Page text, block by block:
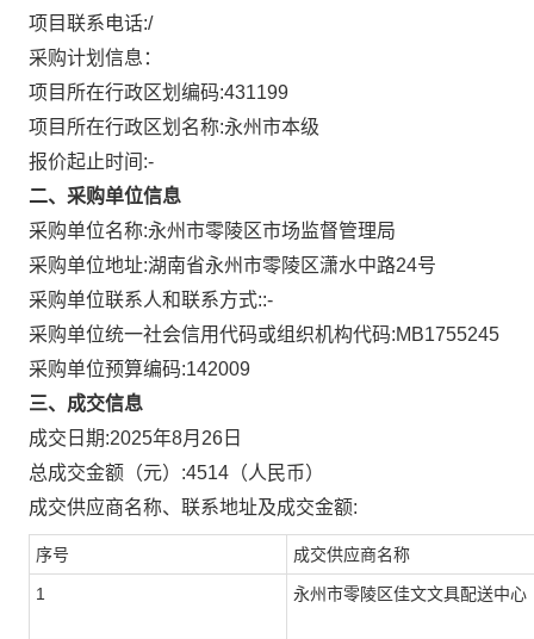
项目联系电话:/
采购计划信息：
项目所在行政区划编码:431199
项目所在行政区划名称:永州市本级
报价起止时间:-
二、采购单位信息
采购单位名称:永州市零陵区市场监督管理局
采购单位地址:湖南省永州市零陵区潇水中路24号
采购单位联系人和联系方式::-
采购单位统一社会信用代码或组织机构代码:MB1755245
采购单位预算编码:142009
三、成交信息
成交日期:2025年8月26日
总成交金额（元）:4514 （人民币）
成交供应商名称、联系地址及成交金额:
序号 成交供应商名称
1 永州市零陵区佳文文具配送中心